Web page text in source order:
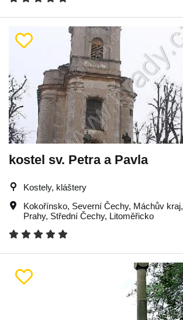
kostel sv. Petra a Pavla
Kostely, kláštery
Kokořínsko, Severní Čechy, Máchův kraj,
Prahy, Střední Čechy, Litoměřicko